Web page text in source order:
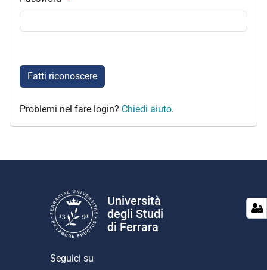
Fatti riconoscere
Problemi nel fare login? Chiedi aiuto.
Università
degli Studi
di Ferrara
Seguici su